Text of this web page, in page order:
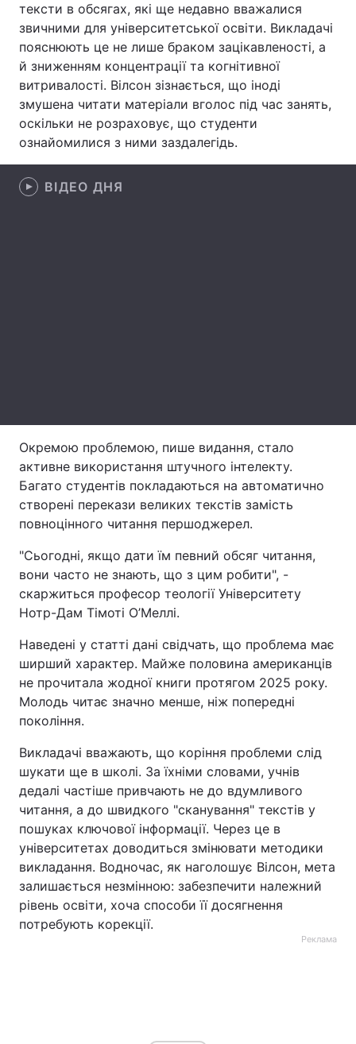
Інтерв'ю Думки
Контакти
Послуги
тексти в обсягах, які ще недавно вважалися
звичними для університетської освіти. Викладачі
пояснюють це не лише браком зацікавленості, а
й зниженням концентрації та когнітивної
витривалості. Вілсон зізнається, що іноді
змушена читати матеріали вголос під час занять,
оскільки не розраховує, що студенти
ознайомилися з ними заздалегідь.
ВІДЕО ДНЯ
Окремою проблемою, пише видання, стало
активне використання штучного інтелекту.
Багато студентів покладаються на автоматично
створені перекази великих текстів замість
повноцінного читання першоджерел.
"Сьогодні, якщо дати їм певний обсяг читання,
вони часто не знають, що з цим робити", -
скаржиться професор теології Університету
Нотр-Дам Тімоті О’Меллі.
Наведені у статті дані свідчать, що проблема має
ширший характер. Майже половина американців
не прочитала жодної книги протягом 2025 року.
Молодь читає значно менше, ніж попередні
покоління.
Викладачі вважають, що коріння проблеми слід
шукати ще в школі. За їхніми словами, учнів
дедалі частіше привчають не до вдумливого
читання, а до швидкого "сканування" текстів у
пошуках ключової інформації. Через це в
університетах доводиться змінювати методики
викладання. Водночас, як наголошує Вілсон, мета
залишається незмінною: забезпечити належний
рівень освіти, хоча способи її досягнення
потребують корекції.
Реклама